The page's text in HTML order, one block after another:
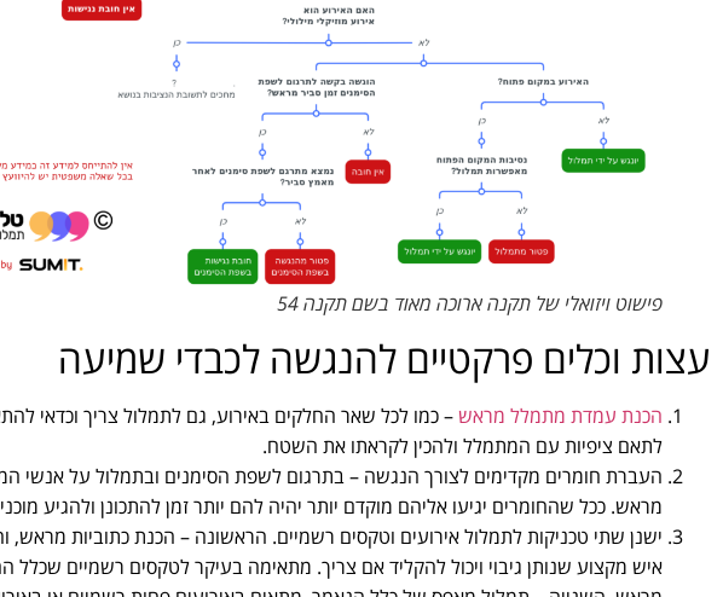
פישוט ויזואלי של תקנה ארוכה מאוד בשם תקנה 54
עצות וכלים פרקטיים להנגשה לכבדי שמיעה
הכנת עמדת מתמלל מראש– כמו לכל שאר החלקים באירוע, גם לתמלול צריך וכדאי
לתאם ציפיות עם המתמלל ולהכין לקראתו את השטח.
העברת חומרים מקדימים לצורך הנגשה – בתרגום לשפת הסימנים ובתמלול על אנשי
מראש. ככל שהחומרים יגיעו אליהם מוקדם יותר יהיה להם יותר זמן להתכונן ולהגיע
ישנן שתי טכניקות לתמלול אירועים וטקסים רשמיים. הראשונה – הכנת כתוביות מראש,
איש מקצוע שנותן גיבוי ויכול להקליד אם צריך. מתאימה בעיקר לטקסים רשמיים שכלל